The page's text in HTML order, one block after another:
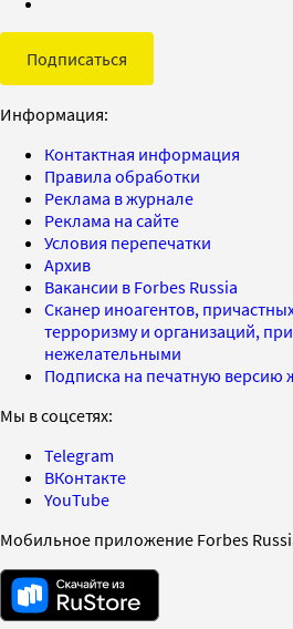
Подписаться
Информация:
Контактная информация
Правила обработки
Реклама в журнале
Реклама на сайте
Условия перепечатки
Архив
Вакансии в Forbes Russia
Сканер иноагентов,
терроризму и организаций,
нежелательными
Подписка на печатную версию
Мы в соцсетях:
Telegram
ВКонтакте
YouTube
Мобильное приложение Forbes